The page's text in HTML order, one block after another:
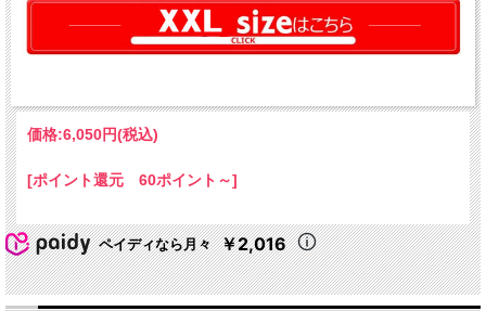
価格:6,050円(税込)
[ポイント還元 60ポイント～]
ペイディなら月々 ￥2,016